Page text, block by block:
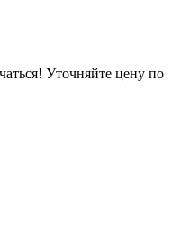
Уточняйте цену по